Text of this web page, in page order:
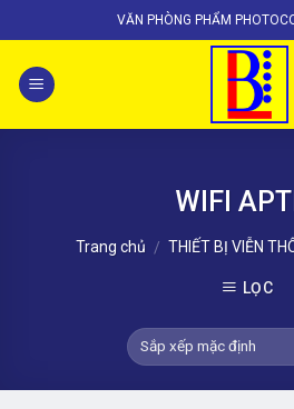
to
content
VĂN PHÒNG PHẨM
WIFI
Trang chủ / THIẾT BỊ VIỄN
LỌC